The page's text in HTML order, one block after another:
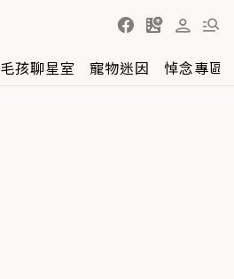
毛孩聊星室 寵物迷因 悼念專區